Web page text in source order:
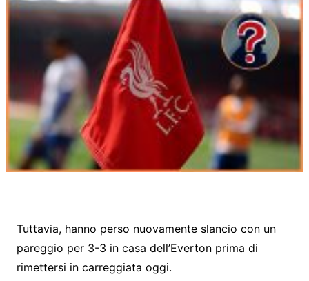
Tuttavia, hanno perso nuovamente slancio con un
pareggio per 3-3 in casa dell’Everton prima di
rimettersi in carreggiata oggi.